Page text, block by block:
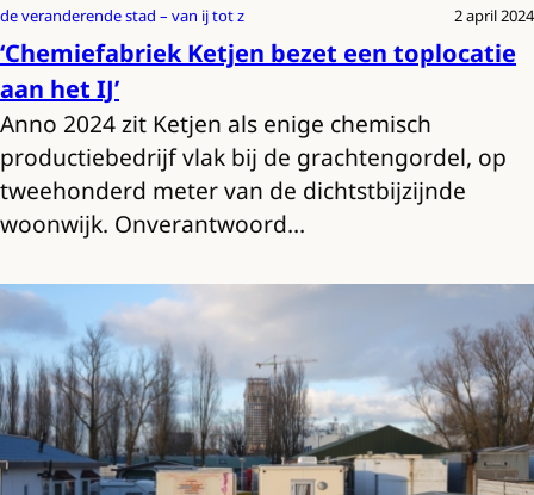
de veranderende stad – van ij tot z 2 april 2024
‘Chemiefabriek Ketjen bezet een toplocatie
aan het IJ’
Anno 2024 zit Ketjen als enige chemisch
productiebedrijf vlak bij de grachtengordel, op
tweehonderd meter van de dichtstbijzijnde
woonwijk. Onverantwoord…